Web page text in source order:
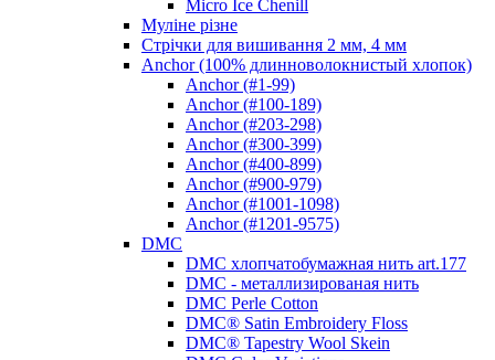
Micro Ice Chenill
Муліне різне
Стрічки для вишивання 2 мм, 4 мм
Anchor (100% длинноволокнистый хлопок)
Anchor (#1-99)
Anchor (#100-189)
Anchor (#203-298)
Anchor (#300-399)
Anchor (#400-899)
Anchor (#900-979)
Anchor (#1001-1098)
Anchor (#1201-9575)
DMC
DMC хлопчатобумажная нить art.177
DMC - металлизированая нить
DMC Perle Cotton
DMC® Satin Embroidery Floss
DMC® Tapestry Wool Skein